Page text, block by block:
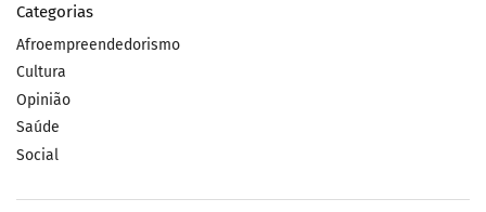
Categorias
Afroempreendedorismo
Cultura
Opinião
Saúde
Social